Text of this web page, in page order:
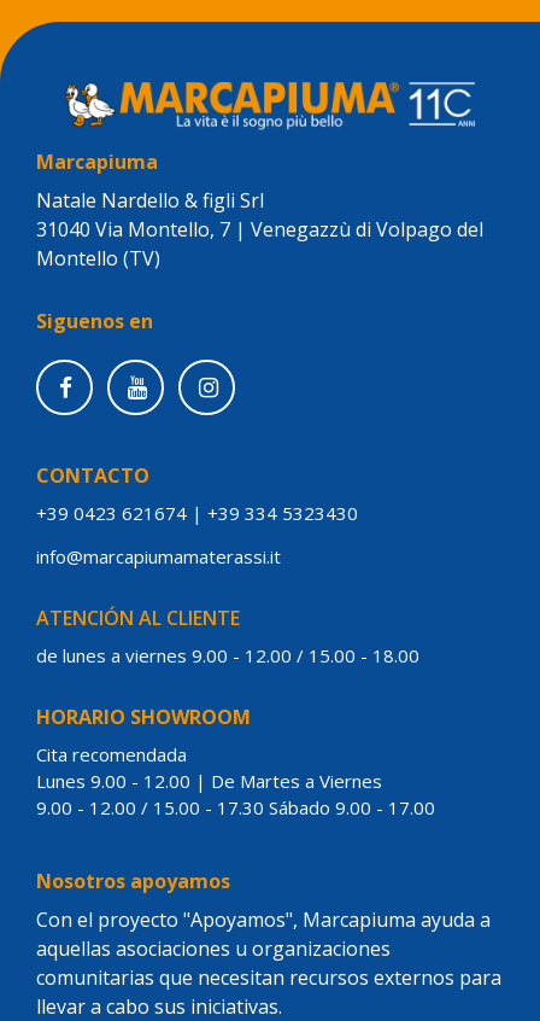
Marcapiuma
Natale Nardello & figli Srl
31040 Via Montello, 7 | Venegazzù di Volpago del
Montello (TV)
Siguenos en
CONTACTO
+39 0423 621674 | +39 334 5323430
info@marcapiumamaterassi.it
ATENCIÓN AL CLIENTE
de lunes a viernes 9.00 - 12.00 / 15.00 - 18.00
HORARIO SHOWROOM
Cita recomendada
Lunes 9.00 - 12.00 | De Martes a Viernes
9.00 - 12.00 / 15.00 - 17.30 Sábado 9.00 - 17.00
Nosotros apoyamos
Con el proyecto "Apoyamos", Marcapiuma ayuda a
aquellas asociaciones u organizaciones
comunitarias que necesitan recursos externos para
llevar a cabo sus iniciativas.